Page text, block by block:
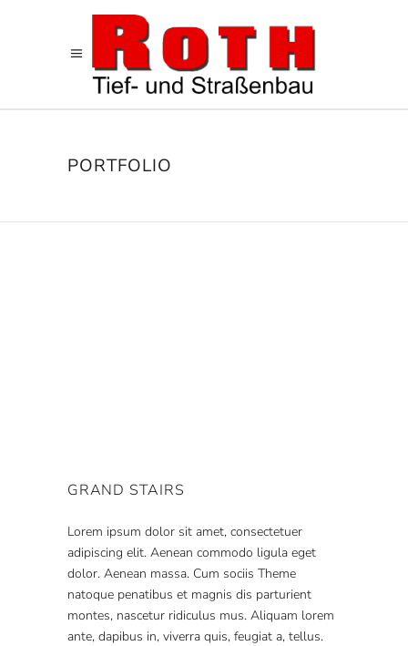
PORTFOLIO
GRAND STAIRS
Lorem ipsum dolor sit amet, consectetuer
adipiscing elit. Aenean commodo ligula eget
dolor. Aenean massa. Cum sociis Theme
natoque penatibus et magnis dis parturient
montes, nascetur ridiculus mus. Aliquam lorem
ante, dapibus in, viverra quis, feugiat a, tellus.